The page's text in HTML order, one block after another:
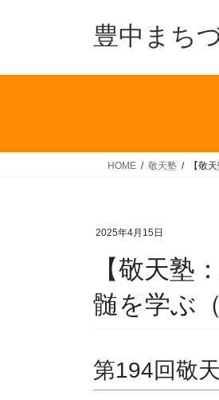
豊中まち
HOME 敬天塾 【敬
2025年4月15日
【敬天塾
髄を学ぶ
第194回敬